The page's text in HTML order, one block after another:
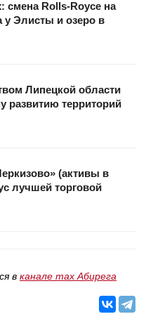
смена Rolls-Royce на
у Элисты и озеро в
Липецкой области
развитию территорий
(активы в
лучшей торговой
в канале max Абирега